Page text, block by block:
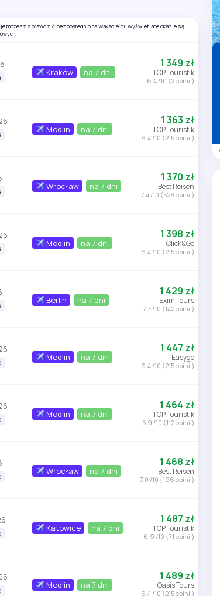
możesz sprawdzić bezpośrednio na Wakacje.pl. Wyświetlane okazje są
Kraków na 7 dni
1 349 zł
TOP Touristik
6.4 /10 (2 opinii)
Modlin na 7 dni
1 363 zł
TOP Touristik
6.4 /10 (215 opinii)
Wrocław na 7 dni
1 370 zł
Best Reisen
7.4 /10 (528 opinii)
Modlin na 7 dni
1 398 zł
Click&Go
6.4 /10 (215 opinii)
Berlin na 7 dni
1 429 zł
Exim Tours
7.7 /10 (142 opinii)
Modlin na 7 dni
1 447 zł
Easygo
6.4 /10 (215 opinii)
Modlin na 7 dni
1 464 zł
TOP Touristik
5.9 /10 (112 opinii)
Wrocław na 7 dni
1 468 zł
Best Reisen
7.0 /10 (196 opinii)
Katowice na 7 dni
1 487 zł
TOP Touristik
6.9 /10 (71 opinii)
Modlin na 7 dni
1 489 zł
Oasis Tours
6.4 /10 (215 opinii)